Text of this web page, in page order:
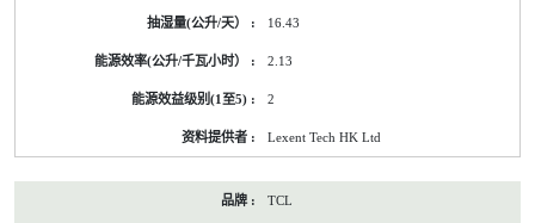
16.43
2.13
2
Lexent Tech HK Ltd
TCL